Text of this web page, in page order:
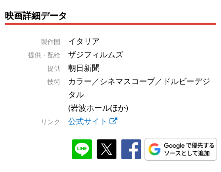
映画詳細データ
製作国 イタリア
提供・配給 ザジフィルムズ
提供 朝日新聞
技術
カラー／シネマスコープ／ドルビーデジ
タル
(岩波ホールほか)
リンク 公式サイト